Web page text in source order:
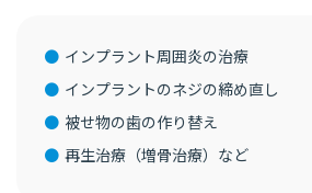
インプラント周囲炎の治療
インプラントのネジの締め直し
被せ物の歯の作り替え
再生治療（増骨治療）など